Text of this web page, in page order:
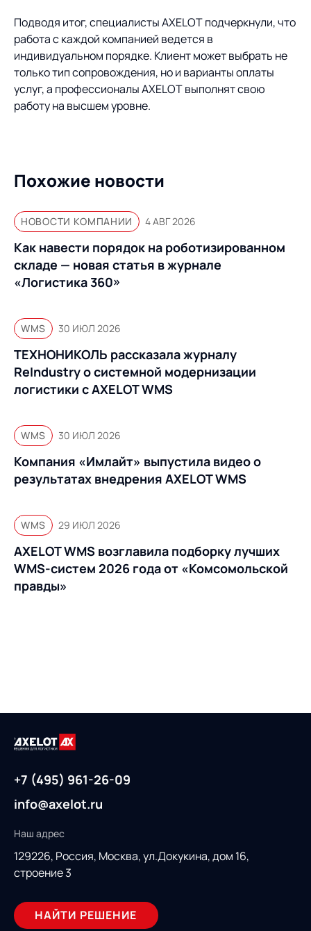
Подводя итог, специалисты AXELOT подчеркнули, что
работа с каждой компанией ведется в
индивидуальном порядке. Клиент может выбрать не
только тип сопровождения, но и варианты оплаты
услуг, а профессионалы AXELOT выполнят свою
работу на высшем уровне.
Похожие новости
НОВОСТИ КОМПАНИИ 4 АВГ 2026
Как навести порядок на роботизированном
складе — новая статья в журнале
«Логистика 360»
WMS 30 ИЮЛ 2026
ТЕХНОНИКОЛЬ рассказала журналу
ReIndustry о системной модернизации
логистики с AXELOT WMS
WMS 30 ИЮЛ 2026
Компания «Имлайт» выпустила видео о
результатах внедрения AXELOT WMS
WMS 29 ИЮЛ 2026
AXELOT WMS возглавила подборку лучших
WMS-систем 2026 года от «Комсомольской
правды»
+7 (495) 961-26-09
info@axelot.ru
Наш адрес
129226, Россия, Москва, ул.Докукина, дом 16,
строение 3
НАЙТИ РЕШЕНИЕ